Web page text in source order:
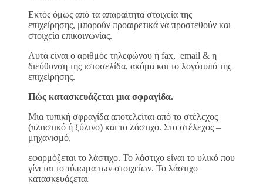
Εκτός όμως από τα απαραίτητα στοιχεία της
επιχείρησης, μπορούν προαιρετικά να προστεθούν και
στοιχεία επικοινωνίας.
Αυτά είναι ο αριθμός τηλεφώνου ή fax, email & η
διεύθυνση της ιστοσελίδα, ακόμα και το λογότυπό της
επιχείρησης.
Πώς κατασκευάζεται μια σφραγίδα.
Μια τυπική σφραγίδα αποτελείται από το στέλεχος
(πλαστικό ή ξύλινο) και το λάστιχο. Στο στέλεχος –
μηχανισμό,
εφαρμόζεται το λάστιχο. Το λάστιχο είναι το υλικό που
γίνεται το τύπωμα των στοιχείων. Το λάστιχο
κατασκευάζεται